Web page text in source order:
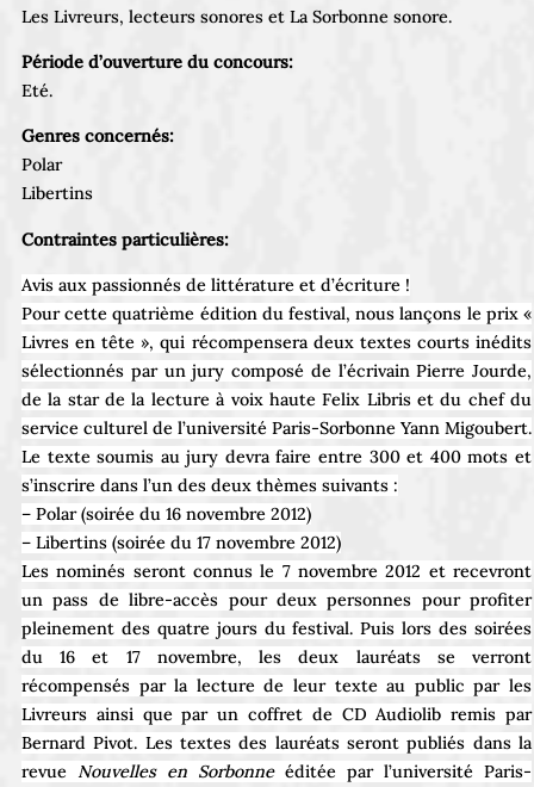
Les Livreurs, lecteurs sonores et La Sorbonne sonore.
Période d’ouverture du concours:
Eté.
Genres concernés:
Polar
Libertins
Contraintes particulières:
Avis aux passionnés de littérature et d’écriture !
Pour cette quatrième édition du festival, nous lançons le prix «
Livres en tête », qui récompensera deux textes courts inédits
sélectionnés par un jury composé de l’écrivain Pierre Jourde,
de la star de la lecture à voix haute Felix Libris et du chef du
service culturel de l’université Paris-Sorbonne Yann Migoubert.
Le texte soumis au jury devra faire entre 300 et 400 mots et
s’inscrire dans l’un des deux thèmes suivants :
– Polar (soirée du 16 novembre 2012)
– Libertins (soirée du 17 novembre 2012)
Les nominés seront connus le 7 novembre 2012 et recevront
un pass de libre-accès pour deux personnes pour profiter
pleinement des quatre jours du festival. Puis lors des soirées
du 16 et 17 novembre, les deux lauréats se verront
récompensés par la lecture de leur texte au public par les
Livreurs ainsi que par un coffret de CD Audiolib remis par
Bernard Pivot. Les textes des lauréats seront publiés dans la
revue Nouvelles en Sorbonneéditée par l’université Paris-